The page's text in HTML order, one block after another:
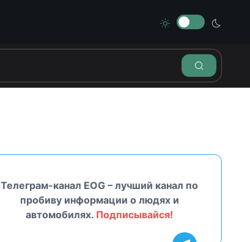
Телеграм-канал EOG – лучший канал по
пробиву информации о людях и
автомобилях. Подписывайся!